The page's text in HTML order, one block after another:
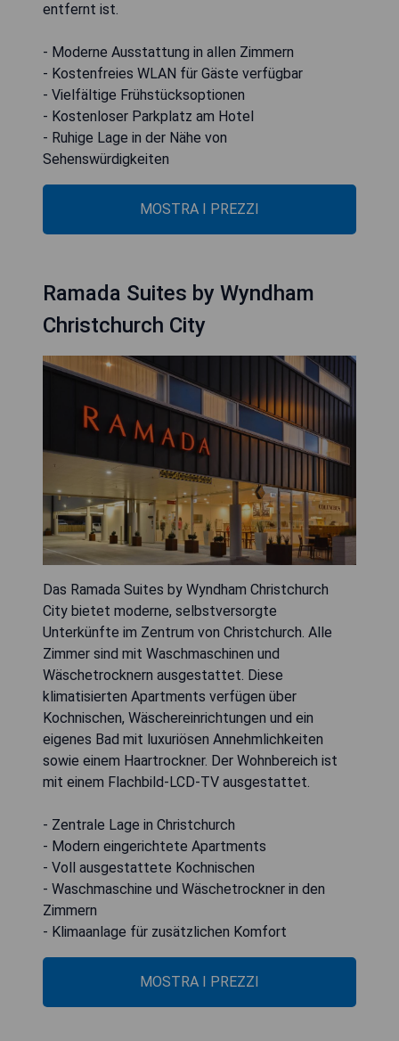
entfernt ist.
- Moderne Ausstattung in allen Zimmern
- Kostenfreies WLAN für Gäste verfügbar
- Vielfältige Frühstücksoptionen
- Kostenloser Parkplatz am Hotel
- Ruhige Lage in der Nähe von
Sehenswürdigkeiten
MOSTRA I PREZZI
Ramada Suites by Wyndham
Christchurch City
Das Ramada Suites by Wyndham Christchurch
City bietet moderne, selbstversorgte
Unterkünfte im Zentrum von Christchurch. Alle
Zimmer sind mit Waschmaschinen und
Wäschetrocknern ausgestattet. Diese
klimatisierten Apartments verfügen über
Kochnischen, Wäschereinrichtungen und ein
eigenes Bad mit luxuriösen Annehmlichkeiten
sowie einem Haartrockner. Der Wohnbereich ist
mit einem Flachbild-LCD-TV ausgestattet.
- Zentrale Lage in Christchurch
- Modern eingerichtete Apartments
- Voll ausgestattete Kochnischen
- Waschmaschine und Wäschetrockner in den
Zimmern
- Klimaanlage für zusätzlichen Komfort
MOSTRA I PREZZI